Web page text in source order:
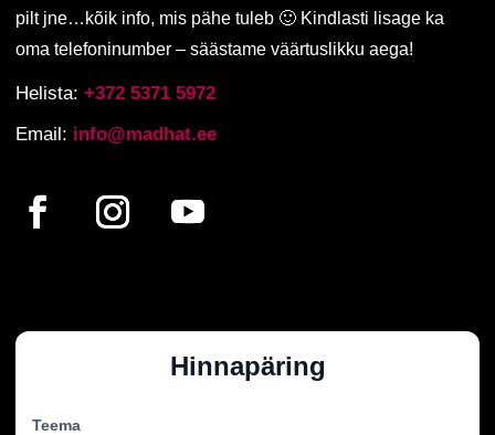
pilt jne…kõik info, mis pähe tuleb 🙂 Kindlasti lisage ka
oma telefoninumber – säästame väärtuslikku aega!
Helista: +372 5371 5972
Email: info@madhat.ee
Hinnapäring
Teema